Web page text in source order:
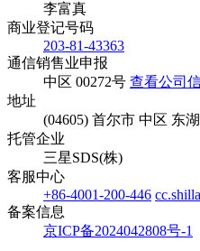
李富真
商业登记号码
203-81-43363
通信销售业申报
中区 00272号 查看公司
地址
(04605) 首尔市 中区 东
托管企业
三星SDS(株)
客服中心
+86-4001-200-446
备案信息
京ICP备2024042808号-1